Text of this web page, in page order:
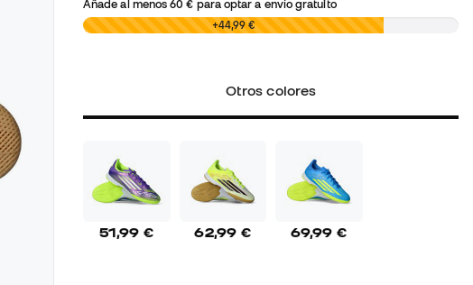
Añade al menos60 € para optar a envío gratuito
0,00 € +44,99 €
Otros colores
51,99 € 62,99 € 69,99 €